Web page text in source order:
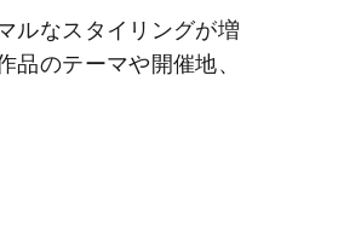
ルなスタイリングが増
のテーマや開催地、